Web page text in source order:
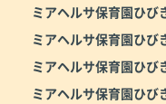
ミアヘルサ保育園ひ
ミアヘルサ保育園ひ
ミアヘルサ保育園ひ
ミアヘルサ保育園ひ